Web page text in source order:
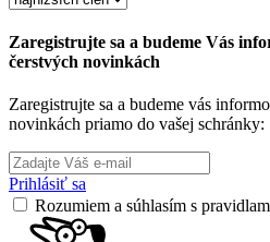
Zaregistrujte sa a budeme Vás
čerstvých novinkách
Zaregistrujte sa a budeme vás
novinkách priamo do vašej schránky:
Prihlásiť sa
Rozumiem a súhlasím s